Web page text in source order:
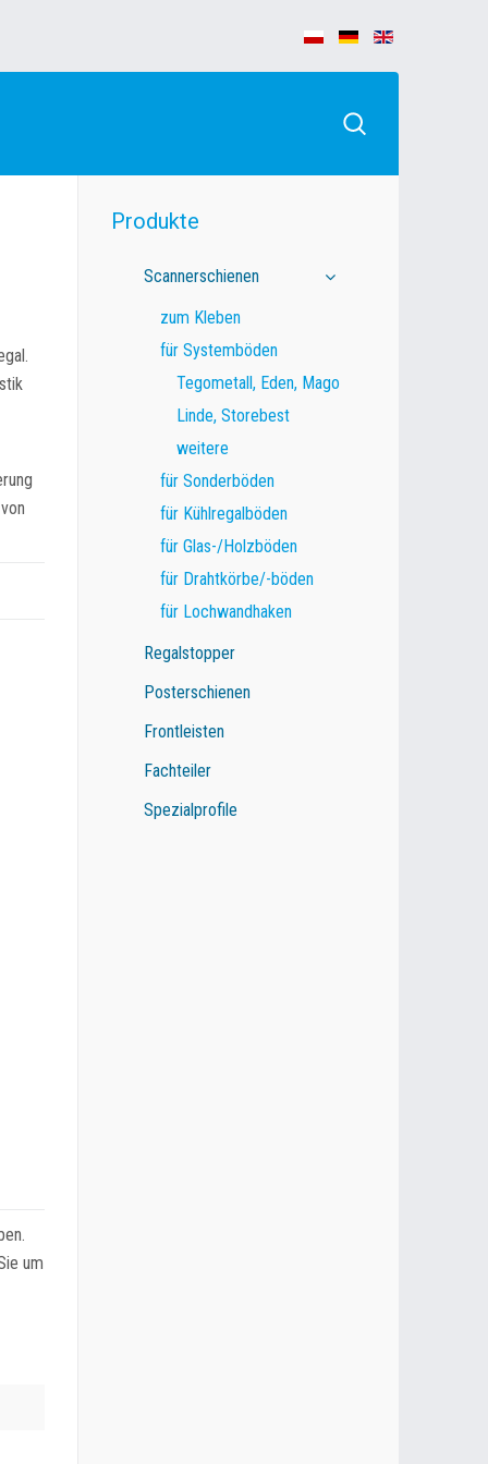
um
Produkte
Scannerschienen
zum Kleben
für Systemböden
Tegometall, Eden, Mago
Linde, Storebest
weitere
für Sonderböden
für Kühlregalböden
für Glas-/Holzböden
für Drahtkörbe/-böden
für Lochwandhaken
Regalstopper
Posterschienen
Frontleisten
Fachteiler
Spezialprofile